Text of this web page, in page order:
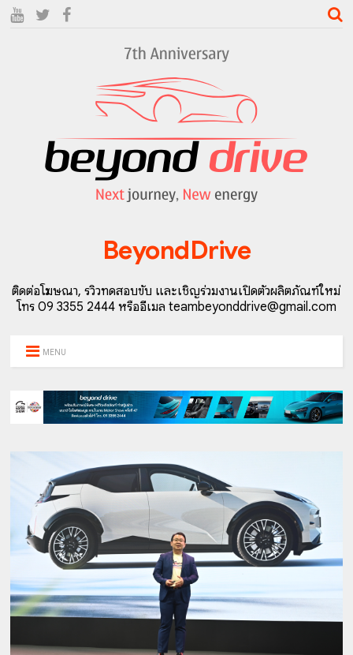
BeyondDrive
ติดต่อโฆษณา, รีวิวทดสอบขับ และเชิญร่วมงานเปิดตัวผลิตภัณฑ์ใหม่
โทร 09 3355 2444 หรืออีเมล teambeyonddrive@gmail.com
MENU